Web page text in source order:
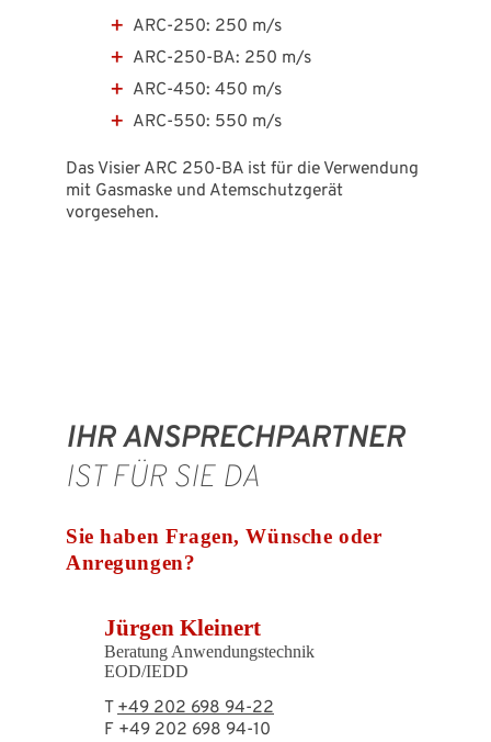
ARC-250: 250 m/s
ARC-250-BA: 250 m/s
ARC-450: 450 m/s
ARC-550: 550 m/s
Das Visier ARC 250-BA ist für die Verwendung
mit Gasmaske und Atemschutzgerät
vorgesehen.
IHR ANSPRECHPARTNER
IST FÜR SIE DA
Sie haben Fragen, Wünsche oder
Anregungen?
Jürgen Kleinert
Beratung Anwendungstechnik
EOD/IEDD
T +49 202 698 94-22
F +49 202 698 94-10